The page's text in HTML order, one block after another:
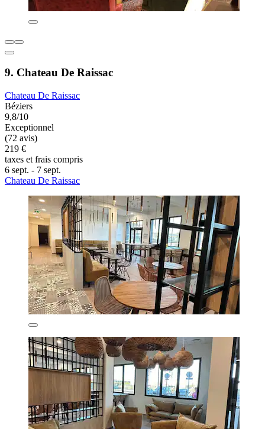
9. Chateau De Raissac
Chateau De Raissac
Béziers
Exceptionnel
(72 avis)
taxes et frais compris
6 sept. - 7 sept.
Chateau De Raissac